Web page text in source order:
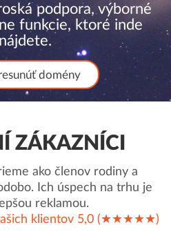
podpora, výborné
funkcie, ktoré inde
domény
ZÁKAZNÍCI
ako členov rodiny a
Ich úspech na trhu je
reklamou.
klientov 5,0 (★★★★★)